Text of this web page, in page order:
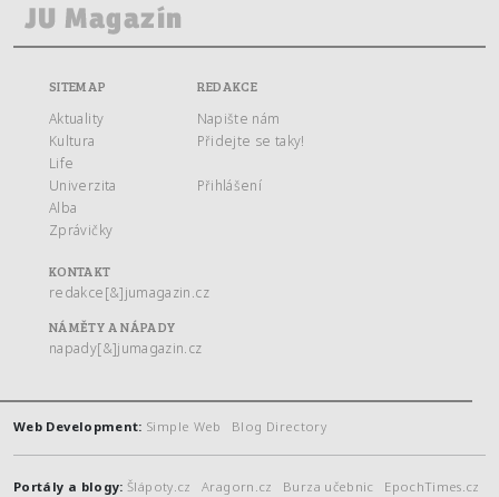
SITEMAP
Aktuality
Kultura
Life
Univerzita
Alba
Zprávičky
REDAKCE
Napište nám
Přidejte se taky!
Přihlášení
KONTAKT
redakce[&]jumagazin.cz
NÁMĚTY A NÁPADY
napady[&]jumagazin.cz
Web Development: Simple Web Blog Directory
Portály a blogy:Šlápoty.cz Aragorn.cz Burza učebnic EpochTimes.cz